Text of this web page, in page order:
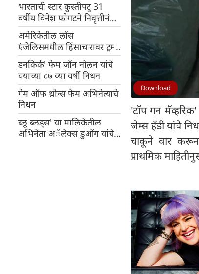
भारताची स्टार कुस्तीपटू 31
वर्षीय विनेश फोगटने निवृत्तीनंतर
पुनरागमनाची घोषणा केली
अमेरिकेतील लॉस
एंजेलिसमधील हिंसाचारावर ट्रम्प
संतापले
डनकिर्क' फेम जॉन नोलन यांचे
वयाच्या ८७ व्या वर्षी निधन
गेम ऑफ थ्रोन्स फेम अभिनेत्याचे
निधन
ब्लू ब्लड्स' या मालिकेतील
अभिनेता अॅलेक्स डुओंग यांचे
Download
'टॉप गन
जेम्स हँडी यांचे
चाकूने वार
प्राथमिक